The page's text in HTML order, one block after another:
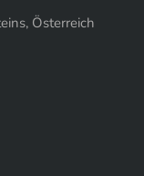
Österreich